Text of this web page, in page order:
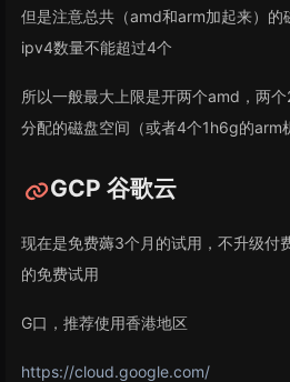
但是注意总共（amd和arm加起来）的
ipv4数量不能超过4个
所以一般最大上限是开两个amd，两
分配的磁盘空间（或者4个1h6g的arm
GCP 谷歌云
现在是免费薅3个月的试用，不升级付
的免费试用
G口，推荐使用香港地区
https://cloud.google.com/